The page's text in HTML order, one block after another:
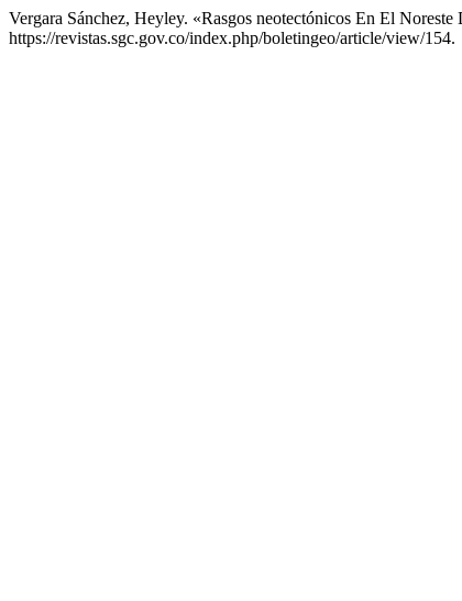
Vergara Sánchez, Heyley. «Rasgos neotectónicos En El
https://revistas.sgc.gov.co/index.php/boletingeo/article/view/154.